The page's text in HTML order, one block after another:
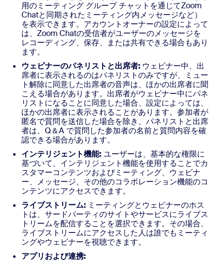
用のミーティング グループ チャットを通じてZoom
Chatと同期されたミーティング内メッセージなど）
を表示できます。アカウントオーナーの設定によって
は、Zoom Chatの受信者がユーザーのメッセージを
レコーディング、保存、または共有できる場合もあり
ます。
ウェビナーのパネリストと出席者: ウェビナー中、出
席者に表示されるのはパネリストのみですが、ミュー
ト解除に同意した出席者の音声は、ほかの出席者に聞
こえる場合があります。出席者がウェビナー中にパネ
リストになることに同意した場合、設定によっては、
ほかの出席者に表示されることがあります。参加者が
匿名で質問を送信した場合を除き、パネリストと出席
者は、Q＆A で質問した参加者の名前と質問内容を確
認できる場合があります。
インテリジェント機能: ユーザーは、基本的な権限に
基づいて、インテリジェント機能を使用することでカ
スタマーコンテンツおよびミーティング、ウェビナ
ー、メッセージ、その他のコラボレーション機能のコ
ンテンツにアクセスできます。
ライブストリーム: ミーティングとウェビナーのホス
トは、サードパーティのサイトやサービスにライブス
トリームを配信することを選択できます。その場合、
ライブストリームにアクセスした人は誰でもミーティ
ングやウェビナーを視聴できます。
アプリおよび連携: